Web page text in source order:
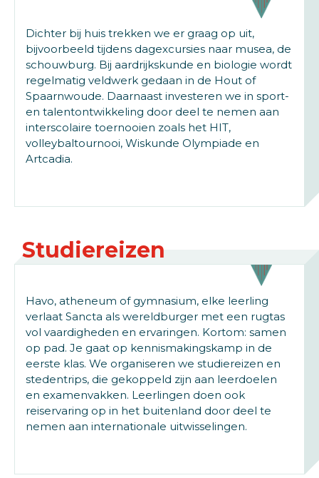
Dichter bij huis trekken we er graag op uit,
bijvoorbeeld tijdens dagexcursies naar musea, de
schouwburg. Bij aardrijkskunde en biologie wordt
regelmatig veldwerk gedaan in de Hout of
Spaarnwoude. Daarnaast investeren we in sport-
en talentontwikkeling door deel te nemen aan
interscolaire toernooien zoals het HIT,
volleybaltournooi, Wiskunde Olympiade en
Artcadia.
Studiereizen
Havo, atheneum of gymnasium, elke leerling
verlaat Sancta als wereldburger met een rugtas
vol vaardigheden en ervaringen. Kortom: samen
op pad. Je gaat op kennismakingskamp in de
eerste klas. We organiseren we studiereizen en
stedentrips, die gekoppeld zijn aan leerdoelen
en examenvakken. Leerlingen doen ook
reiservaring op in het buitenland door deel te
nemen aan internationale uitwisselingen.